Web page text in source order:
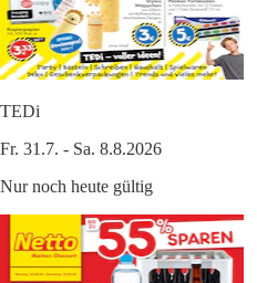
TEDi
Fr. 31.7. - Sa. 8.8.2026
Nur noch heute gültig